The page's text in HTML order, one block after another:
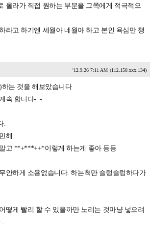
올라가 직접 원하는 부분을 그쪽에게 적극적으
라고 하기엔 세월아 네월아 하고 본인 욕심만 챙
'12.9.26 7:11 AM (112.150.xxx.134)
는 것을 해보았습니다
속 합니다-_-
.
해
고 **+***++*이렇게 하는게 좋아 등등
안하게 소용없습니다. 하는척만 슬렁슬렁하다가
떻게 빨리 할 수 있을까만 노리는 것마냥 넣으려